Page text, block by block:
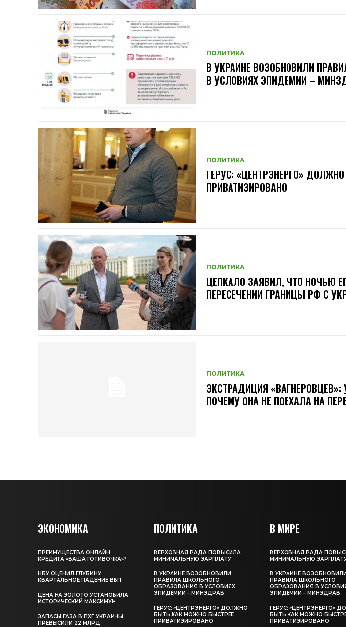
ПОЛИТИКА
В УКРАИНЕ ВОЗОБНОВИЛИ
В УСЛОВИЯХ ЭПИДЕМИИ –
ПОЛИТИКА
ГЕРУС: «ЦЕНТРЭНЕРГО»
ПРИВАТИЗИРОВАНО
ПОЛИТИКА
ЦЕПКАЛО ЗАЯВИЛ, ЧТО НОЧЬЮ
ПЕРЕСЕЧЕНИИ ГРАНИЦЫ РФ С
ПОЛИТИКА
ЭКСТРАДИЦИЯ
ПОЧЕМУ ОНА НЕ ПОЕХАЛА НА
ЭКОНОМИКА
ПРЕИМУЩЕСТВА ОНЛАЙН
КРЕДИТА «ВАША ГОТИВОЧКА»?
НБУ ОЦЕНИЛ ГЛУБИНУ
КВАРТАЛЬНОЕ ПАДЕНИЕ ВВП
ЦЕНА НА ЗОЛОТО УСТАНОВИЛА
ИСТОРИЧЕСКИЙ МАКСИМУМ
ЗАПАСЫ ГАЗА В ПХГ УКРАИНЫ
ПРЕВЫСИЛИ 22 МЛРД
ПОЛИТИКА
ВЕРХОВНАЯ РАДА ПОВЫСИЛА
МИНИМАЛЬНУЮ ЗАРПЛАТУ
В УКРАИНЕ ВОЗОБНОВИЛИ
ПРАВИЛА ШКОЛЬНОГО
ОБРАЗОВАНИЯ В УСЛОВИЯХ
ЭПИДЕМИИ – МИНЗДРАВ
ГЕРУС: «ЦЕНТРЭНЕРГО» ДОЛЖНО
БЫТЬ КАК МОЖНО БЫСТРЕЕ
ПРИВАТИЗИРОВАНО
В МИРЕ
ВЕРХОВНАЯ РАДА
МИНИМАЛЬНУЮ
В УКРАИНЕ ВОЗОБНОВИЛИ
ПРАВИЛА ШКОЛЬНОГО
ОБРАЗОВАНИЯ В
ЭПИДЕМИИ – МИНЗДРАВ
ГЕРУС: «ЦЕНТРЭНЕРГО»
БЫТЬ КАК МОЖНО
ПРИВАТИЗИРОВАНО